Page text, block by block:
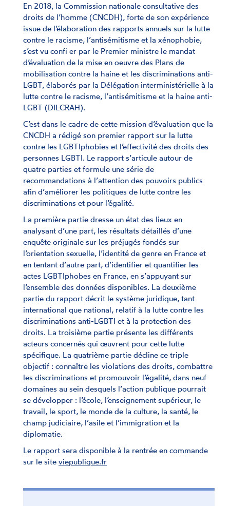
En 2018, la Commission nationale consultative des
droits de l’homme (CNCDH), forte de son expérience
issue de l’élaboration des rapports annuels sur la lutte
contre le racisme, l’antisémitisme et la xénophobie,
s’est vu confi er par le Premier ministre le mandat
d’évaluation de la mise en oeuvre des Plans de
mobilisation contre la haine et les discriminations anti-
LGBT, élaborés par la Délégation interministérielle à la
lutte contre le racisme, l’antisémitisme et la haine anti-
LGBT (DILCRAH).
C’est dans le cadre de cette mission d’évaluation que la
CNCDH a rédigé son premier rapport sur la lutte
contre les LGBTIphobies et l’effectivité des droits des
personnes LGBTI. Le rapport s’articule autour de
quatre parties et formule une série de
recommandations à l’attention des pouvoirs publics
afin d’améliorer les politiques de lutte contre les
discriminations et pour l’égalité.
La première partie dresse un état des lieux en
analysant d’une part, les résultats détaillés d’une
enquête originale sur les préjugés fondés sur
l’orientation sexuelle, l’identité de genre en France et
en tentant d’autre part, d’identifier et quantifier les
actes LGBTIphobes en France, en s’appuyant sur
l’ensemble des données disponibles. La deuxième
partie du rapport décrit le système juridique, tant
international que national, relatif à la lutte contre les
discriminations anti-LGBTI et à la protection des
droits. La troisième partie présente les différents
acteurs concernés qui œuvrent pour cette lutte
spécifique. La quatrième partie décline ce triple
objectif : connaître les violations des droits, combattre
les discriminations et promouvoir l’égalité, dans neuf
domaines au sein desquels l’action publique pourrait
se développer : l’école, l’enseignement supérieur, le
travail, le sport, le monde de la culture, la santé, le
champ judiciaire, l’asile et l’immigration et la
diplomatie.
Le rapport sera disponible à la rentrée en commande
sur le site viepublique.fr